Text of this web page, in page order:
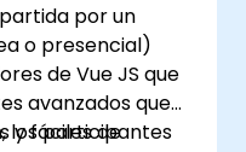
por un
o presencial)
de Vue JS que
avanzados que
y fáciles de
los participantes